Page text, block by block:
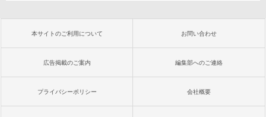
本サイトのご利用について お問い合わせ
広告掲載のご案内 編集部へのご連絡
プライバシーポリシー 会社概要